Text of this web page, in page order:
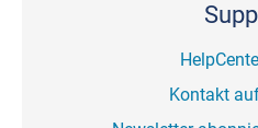
Kontakt